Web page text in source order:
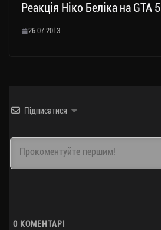
Реакція Ніко Беліка на GTA 5
26.07.2013
Підписатися
0 КОМЕНТАРІ